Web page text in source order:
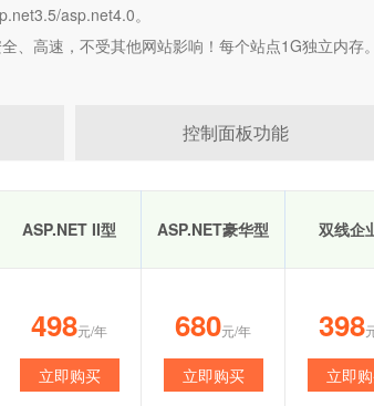
asp.net4.0。
、高速，不受其他网站影响！每个站点1G独立内
控制面板功能
ASP.NET II型 ASP.NET豪华型 双线企
498元/年
立即购买
680元/年
立即购买
398
立即